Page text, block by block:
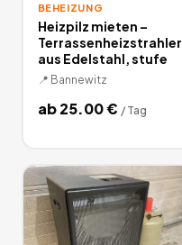
BEHEIZUNG
Heizpilz mieten –
Terrassenheizstrahler
aus Edelstahl, stufe
📍 Bannewitz
ab25.00€ / Tag